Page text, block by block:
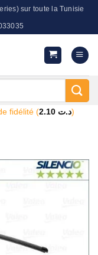
sur toute la Tunisie
fidélité (2.10 د.ت)